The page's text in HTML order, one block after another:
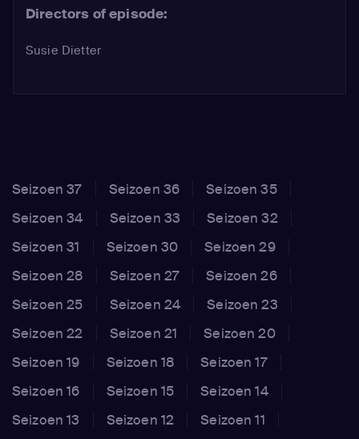
Directors of episode:
Susie Dietter
Seizoen 37 Seizoen 36
Seizoen 35
Seizoen 34
Seizoen 33
Seizoen 32
Seizoen 31
Seizoen 30
Seizoen 29
Seizoen 28
Seizoen 27
Seizoen 26
Seizoen 25
Seizoen 24
Seizoen 23
Seizoen 22
Seizoen 21
Seizoen 20
Seizoen 19
Seizoen 18
Seizoen 17
Seizoen 16
Seizoen 15
Seizoen 14
Seizoen 13
Seizoen 12
Seizoen 11